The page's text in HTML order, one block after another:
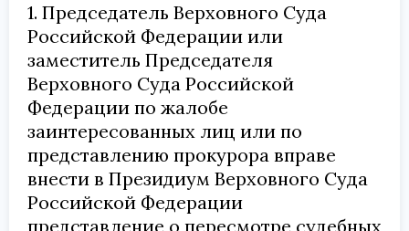
1. Председатель Верховного Суда
Российской Федерации или
заместитель Председателя
Верховного Суда Российской
Федерации по жалобе
заинтересованных лиц или по
представлению прокурора вправе
внести в Президиум Верховного Суда
Российской Федерации
представление о пересмотре судебных